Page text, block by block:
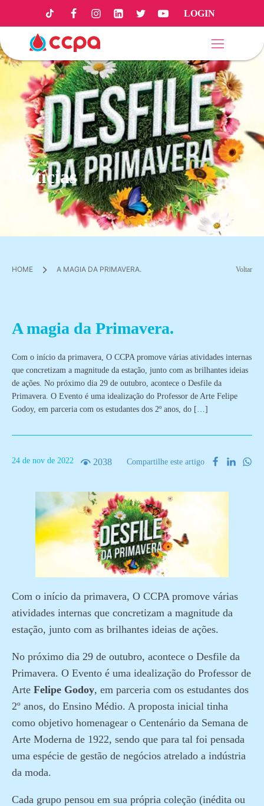
LOGIN
Notícias
HOME A MAGIA DA PRIMAVERA. Voltar
A magia da Primavera.
Com o início da primavera, O CCPA promove várias atividades internas
que concretizam a magnitude da estação, junto com as brilhantes ideias
de ações. No próximo dia 29 de outubro, acontece o Desfile da
Primavera. O Evento é uma idealização do Professor de Arte Felipe
Godoy, em parceria com os estudantes dos 2º anos, do […]
24 de nov de 2022 2038 Compartilhe este artigo
Com o início da primavera, O CCPA promove várias
atividades internas que concretizam a magnitude da
estação, junto com as brilhantes ideias de ações.
No próximo dia 29 de outubro, acontece o Desfile da
Primavera. O Evento é uma idealização do Professor de
Arte Felipe Godoy, em parceria com os estudantes dos
2º anos, do Ensino Médio. A proposta inicial tinha
como objetivo homenagear o Centenário da Semana de
Arte Moderna de 1922, sendo que para tal foi pensada
uma espécie de gestão de negócios atrelado a indústria
da moda.
Cada grupo pensou em sua própria coleção (inédita ou